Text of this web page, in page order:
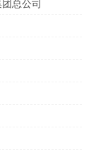
总公司